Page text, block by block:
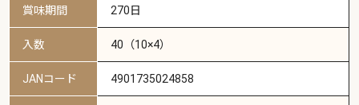
賞味期間 270日
入数 40（10×4）
JANコード 4901735024858